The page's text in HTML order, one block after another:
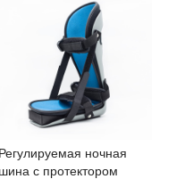
Регулируемая ночная
шина с протектором